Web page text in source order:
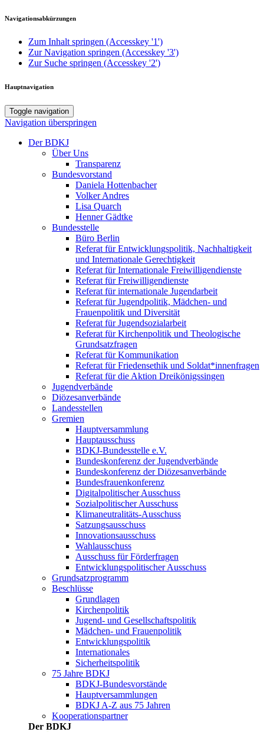
Navigationsabkürzungen
Zum Inhalt springen (Accesskey '1')
Zur Navigation springen (Accesskey '3')
Zur Suche springen (Accesskey '2')
Hauptnavigation
Toggle navigation
Navigation überspringen
Der BDKJ
Über Uns
Transparenz
Bundesvorstand
Daniela Hottenbacher
Volker Andres
Lisa Quarch
Henner Gädtke
Bundesstelle
Büro Berlin
Referat für Entwicklungspolitik, Nachhaltigkeit
und Internationale Gerechtigkeit
Referat für Internationale Freiwilligendienste
Referat für Freiwilligendienste
Referat für internationale Jugendarbeit
Referat für Jugendpolitik, Mädchen- und
Frauenpolitik und Diversität
Referat für Jugendsozialarbeit
Referat für Kirchenpolitik und Theologische
Grundsatzfragen
Referat für Kommunikation
Referat für Friedensethik und Soldat*innenfragen
Referat für die Aktion Dreikönigssingen
Jugendverbände
Diözesanverbände
Landesstellen
Gremien
Hauptversammlung
Hauptausschuss
BDKJ-Bundesstelle e.V.
Bundeskonferenz der Jugendverbände
Bundeskonferenz der Diözesanverbände
Bundesfrauenkonferenz
Digitalpolitischer Ausschuss
Sozialpolitischer Ausschuss
Klimaneutralitäts-Ausschuss
Satzungsausschuss
Innovationsausschuss
Wahlausschuss
Ausschuss für Förderfragen
Entwicklungspolitischer Ausschuss
Grundsatzprogramm
Beschlüsse
Grundlagen
Kirchenpolitik
Jugend- und Gesellschaftspolitik
Mädchen- und Frauenpolitik
Entwicklungspolitik
Internationales
Sicherheitspolitik
75 Jahre BDKJ
BDKJ-Bundesvorstände
Hauptversammlungen
BDKJ A-Z aus 75 Jahren
Kooperationspartner
Der BDKJ